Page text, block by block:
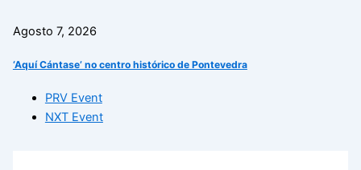
Agosto 7, 2026
‘Aquí Cántase’ no centro histórico de Pontevedra
PRV Event
NXT Event